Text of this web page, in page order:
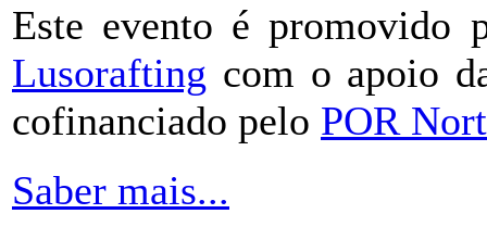
Este evento é promovido
Lusorafting com o apoio
cofinanciado pelo POR
Saber mais...